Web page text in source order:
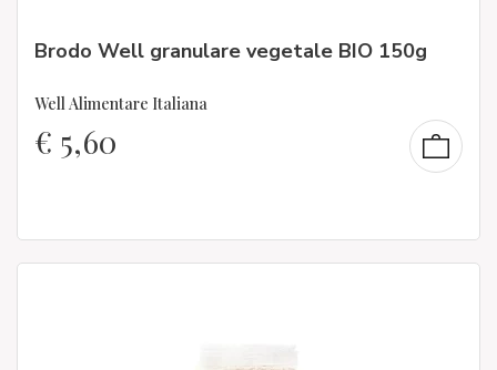
Brodo Well granulare vegetale BIO 150g
Well Alimentare Italiana
€ 5,60